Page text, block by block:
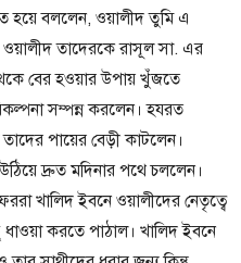
হয়ে বললেন, ওয়ালীদ তুমি এ
তাদেরকে রাসূল সা. এর
বের হওয়ার উপায় খুঁজতে
সম্পন্ন করলেন। হযরত
পায়ের বেড়ী কাটলেন।
দ্রুত মদিনার পথে চললেন।
খালিদ ইবনে ওয়ালীদের নেতৃত্বে
করতে পাঠাল। খালিদ ইবনে